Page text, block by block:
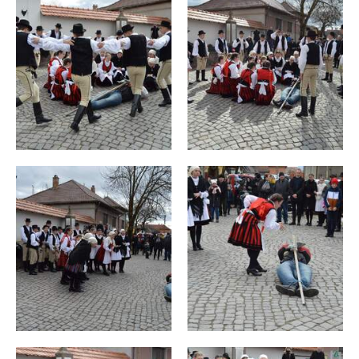
Consiliul
local
Contact
Primar
Viceprimar
Secretar
Membrii
consiliului
Consilierii